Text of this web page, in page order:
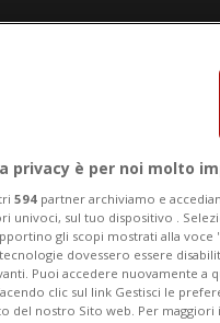
privacy è per noi molto
594 partner archiviamo e
univoci, sul tuo dispositivo .
gli scopi mostrati alla
dovessero essere
Puoi accedere nuovamente
clic sul link Gestisci le
del nostro Sito web. Per